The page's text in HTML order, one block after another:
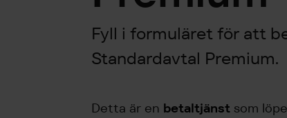
Fyll i formuläret för att
Standardavtal Premium.
Detta är en betaltjänst som